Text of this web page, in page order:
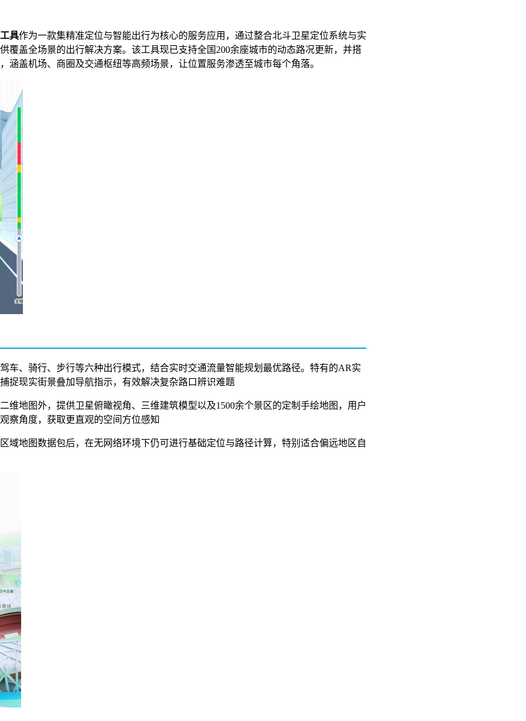
具作为一款集精准定位与智能出行为核心的服务应用，通过整合北斗卫星定位系统与实
覆盖全场景的出行解决方案。该工具现已支持全国200余座城市的动态路况更新，并搭
涵盖机场、商圈及交通枢纽等高频场景，让位置服务渗透至城市每个角落。
车、骑行、步行等六种出行模式，结合实时交通流量智能规划最优路径。特有的AR实
捉现实街景叠加导航指示，有效解决复杂路口辨识难题
维地图外，提供卫星俯瞰视角、三维建筑模型以及1500余个景区的定制手绘地图，用户
察角度，获取更直观的空间方位感知
域地图数据包后，在无网络环境下仍可进行基础定位与路径计算，特别适合偏远地区自